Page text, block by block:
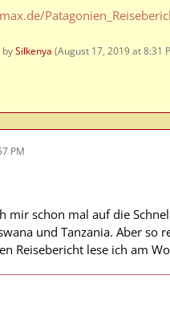
bySilkenya (August 17, 2019 at 8:31
PM
mir schon mal auf die
und Tanzania. Aber so
Reisebericht lese ich am